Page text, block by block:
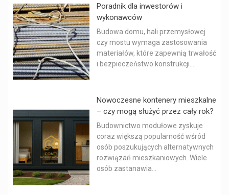
Poradnik dla inwestorów i
wykonawców
Budowa domu, hali przemysłowej
czy mostu wymaga zastosowania
materiałów, które zapewnią trwałość
i bezpieczeństwo konstrukcji....
Nowoczesne kontenery mieszkalne
– czy mogą służyć przez cały rok?
Budownictwo modułowe zyskuje
coraz większą popularność wśród
osób poszukujących alternatywnych
rozwiązań mieszkaniowych. Wiele
osób zastanawia...